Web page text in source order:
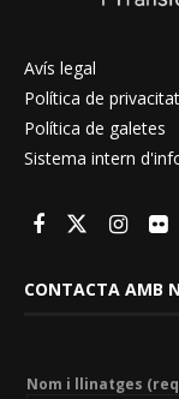
Avís legal
Política de privacitat
Política de galetes
Sistema intern
CONTACTA AMB
Nom i llinatges